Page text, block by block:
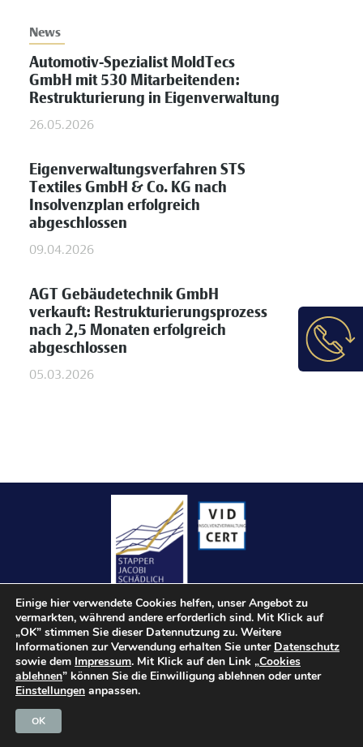
News
Automotiv-Spezialist MoldTecs
GmbH mit 530 Mitarbeitenden:
Restrukturierung in Eigenverwaltung
26.05.2026
Eigenverwaltungsverfahren STS
Textiles GmbH & Co. KG nach
Insolvenzplan erfolgreich
abgeschlossen
09.04.2026
AGT Gebäudetechnik GmbH
verkauft: Restrukturierungsprozess
nach 2,5 Monaten erfolgreich
abgeschlossen
05.03.2026
Kontakt
Einige hier verwendete Cookies helfen, unser Angebot zu
vermarkten, während andere erforderlich sind. Mit Klick auf
„OK” stimmen Sie dieser Datennutzung zu. Weitere
Informationen zur Verwendung erhalten Sie unter Datenschutz
sowie dem Impressum. Mit Klick auf den Link „Cookies
ablehnen” können Sie die Einwilligung ablehnen oder unter
Einstellungen anpassen.
OK